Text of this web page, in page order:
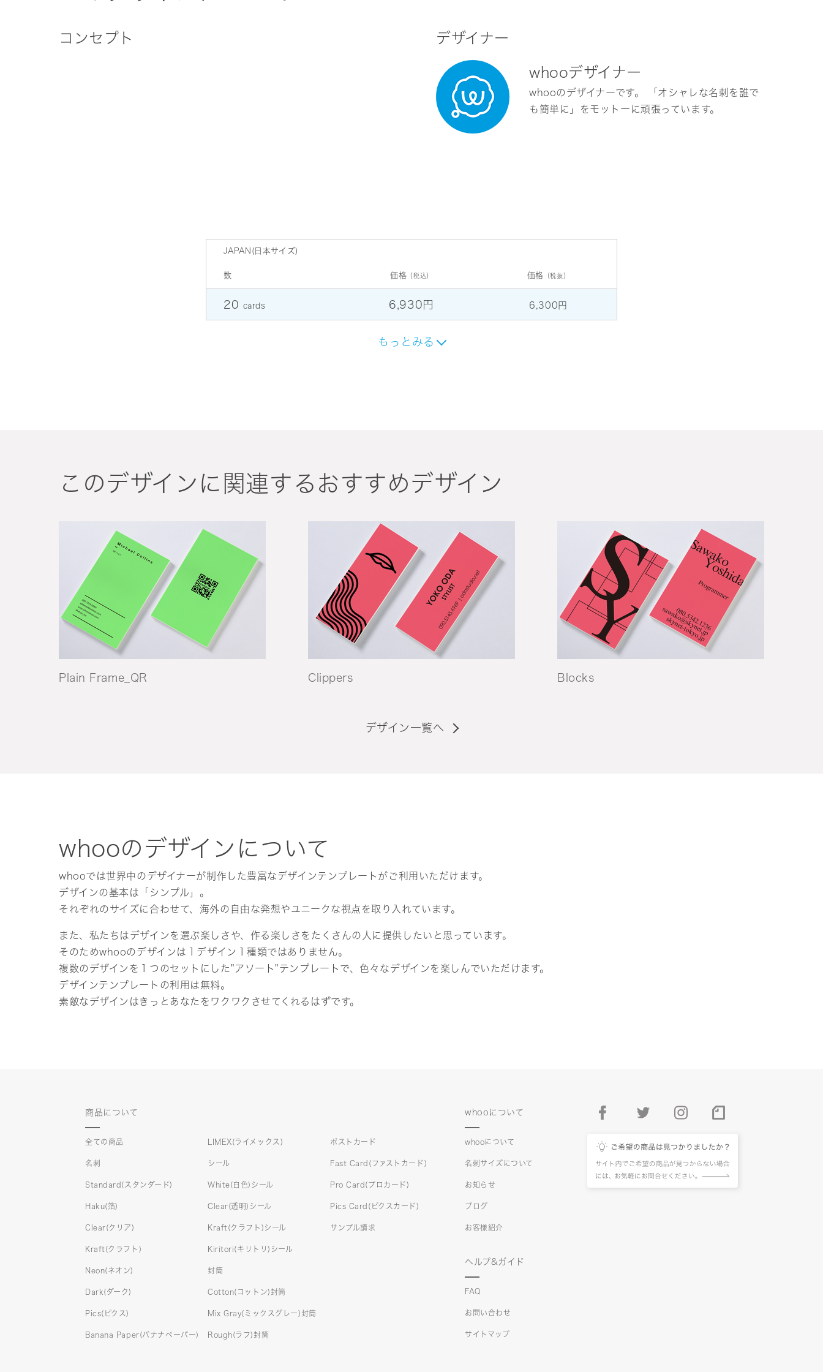
コンセプト デザイナー
whooデザイナー
whooのデザイナーです。 「オシャレな名刺を誰で
も簡単に」をモットーに頑張っています。
JAPAN(日本サイズ)
数 価格 （税込） 価格 （税抜）
20 cards 6,930円 6,300円
もっとみる
このデザインに関連するおすすめデザイン
Plain Frame_QR Clippers Blocks
デザイン一覧へ
whooのデザインについて
whooでは世界中のデザイナーが制作した豊富なデザインテンプレートがご利用いただけます。
デザインの基本は「シンプル」。
それぞれのサイズに合わせて、海外の自由な発想やユニークな視点を取り入れています。
また、私たちはデザインを選ぶ楽しさや、作る楽しさをたくさんの人に提供したいと思っています。
そのためwhooのデザインは１デザイン１種類ではありません。
複数のデザインを１つのセットにした"アソート"テンプレートで、色々なデザインを楽しんでいただけます。
デザインテンプレートの利用は無料。
素敵なデザインはきっとあなたをワクワクさせてくれるはずです。
商品について
全ての商品
名刺
Standard(スタンダード)
Haku(箔)
Clear(クリア)
Kraft(クラフト)
Neon(ネオン)
Dark(ダーク)
Pics(ピクス)
Banana Paper(バナナペーパー)
LIMEX(ライメックス)
シール
White(白色)シール
Clear(透明)シール
Kraft(クラフト)シール
Kiritori(キリトリ)シール
封筒
Cotton(コットン)封筒
Mix Gray(ミックスグレー)封筒
Rough(ラフ)封筒
ポストカード
Fast Card(ファストカード)
Pro Card(プロカード)
Pics Card(ピクスカード)
サンプル請求
whooについて
whooについて
名刺サイズについて
お知らせ
ブログ
お客様紹介
ヘルプ&ガイド
FAQ
お問い合わせ
サイトマップ
facebook twitter instagram